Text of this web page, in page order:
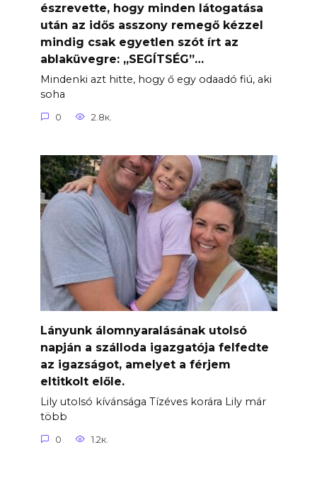
észrevette, hogy minden látogatása
után az idős asszony remegő kézzel
mindig csak egyetlen szót írt az
ablaküvegre: „SEGÍTSÉG”…
Mindenki azt hitte, hogy ő egy odaadó fiú, aki
soha
0 2.8к.
Lányunk álomnyaralásának utolsó
napján a szálloda igazgatója felfedte
az igazságot, amelyet a férjem
eltitkolt előle.
Lily utolsó kívánsága Tízéves korára Lily már
több
0 1.2к.